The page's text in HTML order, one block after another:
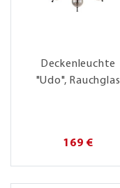
Deckenleuchte
"Udo", Rauchglas
169 €